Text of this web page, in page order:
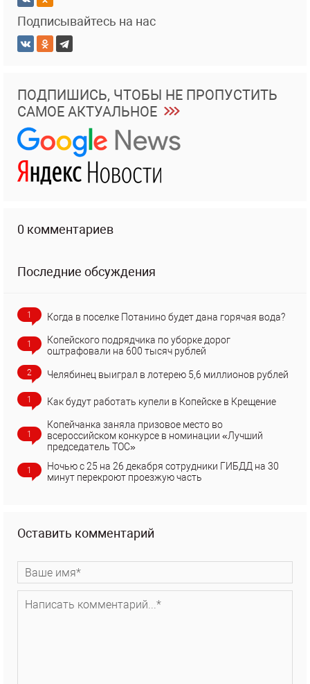
Подписывайтесь на нас
ПОДПИШИСЬ, ЧТОБЫ НЕ ПРОПУСТИТЬ
САМОЕ АКТУАЛЬНОЕ
0 комментариев
Последние обсуждения
1 Когда в поселке Потанино будет дана горячая вода?
1
Копейского подрядчика по уборке дорог
оштрафовали на 600 тысяч рублей
2 Челябинец выиграл в лотерею 5,6 миллионов рублей
1 Как будут работать купели в Копейске в Крещение
1
Копейчанка заняла призовое место во
всероссийском конкурсе в номинации «Лучший
председатель ТОС»
1
Ночью с 25 на 26 декабря сотрудники ГИБДД на 30
минут перекроют проезжую часть
Оставить комментарий